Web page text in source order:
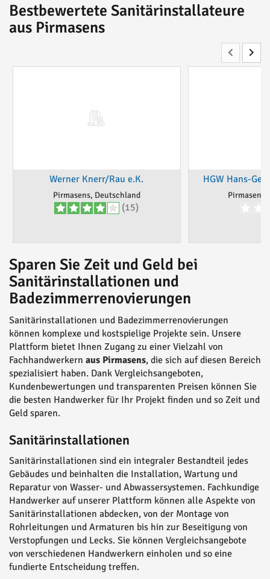
Bestbewertete Sanitärinstallateure
aus Pirmasens
Werner Knerr/Rau e.K.
Pirmasens, Deutschland
(15)
HGW Hans-
Sparen Sie Zeit und Geld bei
Sanitärinstallationen und
Badezimmerrenovierungen
Sanitärinstallationen und Badezimmerrenovierungen
können komplexe und kostspielige Projekte sein. Unsere
Plattform bietet Ihnen Zugang zu einer Vielzahl von
Fachhandwerkern aus Pirmasens, die sich auf diesen Bereich
spezialisiert haben. Dank Vergleichsangeboten,
Kundenbewertungen und transparenten Preisen können Sie
die besten Handwerker für Ihr Projekt finden und so Zeit und
Geld sparen.
Sanitärinstallationen
Sanitärinstallationen sind ein integraler Bestandteil jedes
Gebäudes und beinhalten die Installation, Wartung und
Reparatur von Wasser- und Abwassersystemen. Fachkundige
Handwerker auf unserer Plattform können alle Aspekte von
Sanitärinstallationen abdecken, von der Montage von
Rohrleitungen und Armaturen bis hin zur Beseitigung von
Verstopfungen und Lecks. Sie können Vergleichsangebote
von verschiedenen Handwerkern einholen und so eine
fundierte Entscheidung treffen.